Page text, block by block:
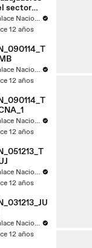
sector
de
acatan
Enlace Nacional
12 años
Enlace Nacional
12 años
Enlace Nacional
12 años
Enlace Nacional
12 años
Enlace Nacional
12 años